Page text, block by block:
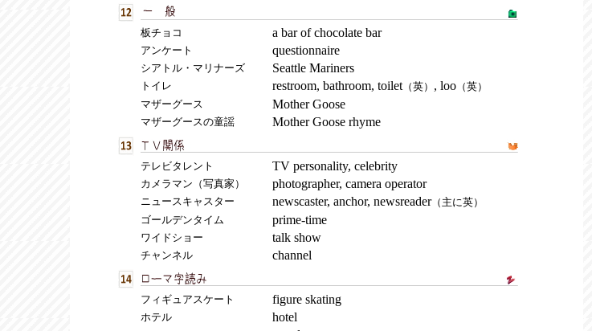
板チョコ a bar of chocolate bar
アンケート questionnaire
シアトル・マリナーズ Seattle Mariners
トイレ restroom, bathroom, toilet（英） , loo（英）
マザーグース
Mother Goose
マザーグースの童謡 Mother Goose rhyme
テレビタレント TV personality, celebrity
カメラマン（写真家） photographer, camera operator
ニュースキャスター newscaster, anchor, newsreader（主に英）
ゴールデンタイム
prime-time
ワイドショー talk show
チャンネル channel
フィギュアスケート figure skating
ホテル hotel